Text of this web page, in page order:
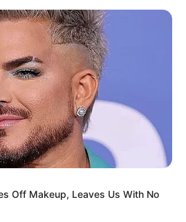
Off Makeup, Leaves Us With No